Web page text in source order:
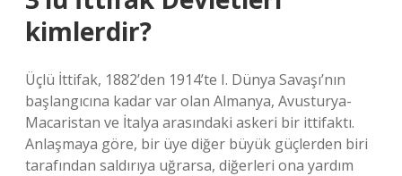
kimlerdir?
Üçlü İttifak, 1882’den 1914’te I. Dünya Savaşı’nın
başlangıcına kadar var olan Almanya, Avusturya-
Macaristan ve İtalya arasındaki askeri bir ittifaktı.
Anlaşmaya göre, bir üye diğer büyük güçlerden biri
tarafından saldırıya uğrarsa, diğerleri ona yardım